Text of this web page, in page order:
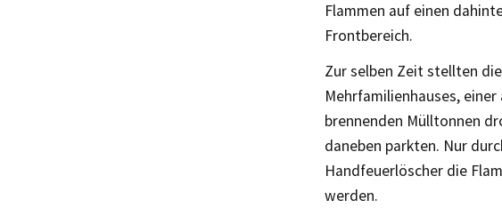
Flammen auf einen
Frontbereich.
Zur selben Zeit stellten
Mehrfamilienhauses,
brennenden Mülltonnen
daneben parkten. Nur
Handfeuerlöscher die
werden.